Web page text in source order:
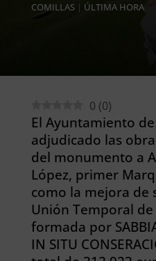
COMILLAS| ÚLTIMA HORA
0 (0)
El Ayuntamiento
adjudicado las
del monumento a
López, primer
como la mejora de
Unión Temporal de
formada por
IN SITU